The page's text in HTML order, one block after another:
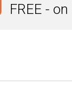
FREE -